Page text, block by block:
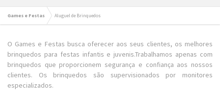
Games e Festas Aluguel de Brinquedos
O Games e Festas busca oferecer aos seus clientes, os melhores
brinquedos para festas infantis e juvenis.Trabalhamos apenas com
brinquedos que proporcionem segurança e confiança aos nossos
clientes. Os brinquedos são supervisionados por monitores
especializados.